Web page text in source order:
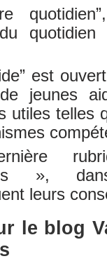
quotidien
est
jeunes
utiles telles
»,
leurs
le blog